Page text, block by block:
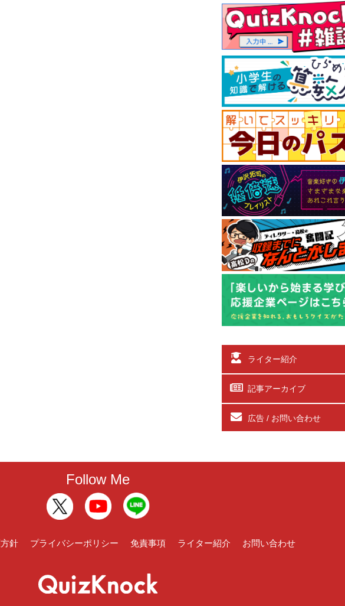
ライター紹介
記事アーカイブ
広告 / お問い合わせ
Follow Me
針 プライバシーポリシー 免責事項 ライター紹介 お問い合わせ